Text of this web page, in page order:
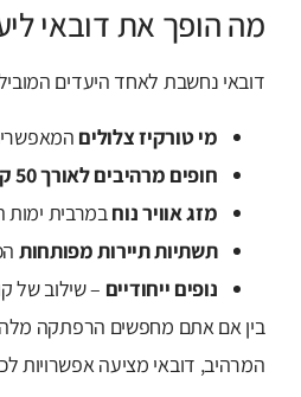
מה הופך את דובאי
דובאי נחשבת לאחד היעדים
מי טורקיז צלולים
חופים מרהיבים לאורך 50 ק"מ
מזג אוויר נוחבמרבית ימות
תשתיות תיירות מפותחות
נופים ייחודיים – שילוב של
בין אם אתם מחפשים הרפתקה
המרהיב, דובאי מציעה אפשרויות